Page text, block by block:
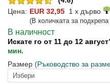
Цена: EUR 32,95 1 x дърво
(В количката за подкрепа
В наличност
Искате го от 11 до 12
мин.
Размер (Ръководство за